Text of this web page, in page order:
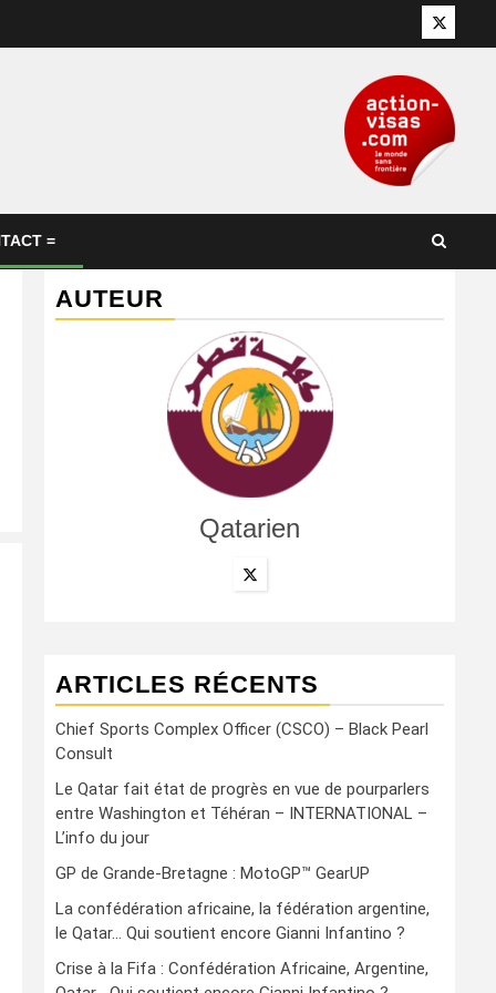
Twitter
=
AUTEUR
Qatarien
ARTICLES RÉCENTS
Chief Sports Complex Officer (CSCO) – Black Pearl
Consult
Le Qatar fait état de progrès en vue de pourparlers
entre Washington et Téhéran – INTERNATIONAL –
L’info du jour
GP de Grande-Bretagne : MotoGP™ GearUP
La confédération africaine, la fédération argentine,
le Qatar… Qui soutient encore Gianni Infantino ?
Crise à la Fifa : Confédération Africaine, Argentine,